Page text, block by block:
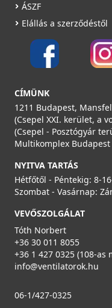
VILPE® 315 mm-es
ÁSZF
Elállás a szerződéstől
CÍMÜNK
1211 Budapest,
(Csepel XXI. kerület, a
(Csepel - Posztógyár
Multikomplex Budapest
NYITVA TARTÁS
Hétfőtől - Péntekig: 8-
Szombat - Vasárnap:
VEVŐSZOLGÁLAT
Tóth Norbert
+36 30 011 8055
+36 1 427 0325 (108-as
info@ventilatorok.hu
06-1/427-0325